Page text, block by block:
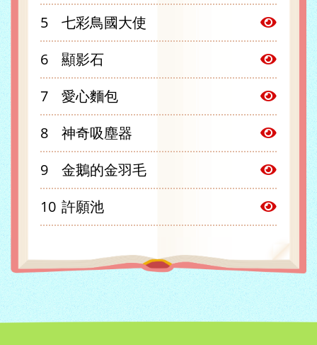
七彩鳥國大使
顯影石
愛心麵包
神奇吸塵器
金鵝的金羽毛
許願池